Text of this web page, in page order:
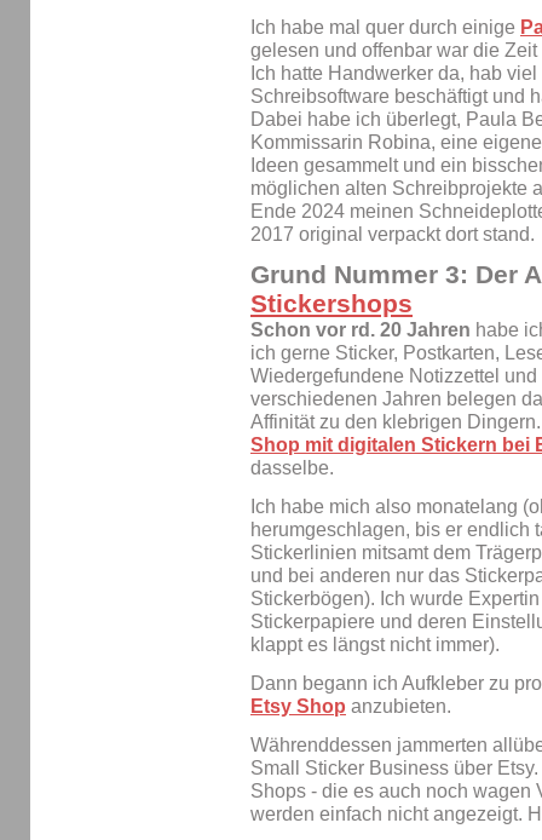
Ich habe mal quer durch einige
gelesen und offenbar war die
Ich hatte Handwerker da, hab
Schreibsoftware beschäftigt und
Dabei habe ich überlegt, Paula
Kommissarin Robina, eine
Ideen gesammelt und ein
möglichen alten Schreibprojekte
Ende 2024 meinen
2017 original verpackt dort stand.
Grund Nummer 3: Der
Stickershops
Schon vor rd. 20 Jahren habe
ich gerne Sticker, Postkarten,
Wiedergefundene Notizzettel
verschiedenen Jahren belegen
Affinität zu den klebrigen
Shop mit digitalen Stickern bei
dasselbe.
Ich habe mich also monatelang
herumgeschlagen, bis er endlich
Stickerlinien mitsamt dem
und bei anderen nur das
Stickerbögen). Ich wurde
Stickerpapiere und deren
klappt es längst nicht immer).
Dann begann ich Aufkleber zu
Etsy Shop anzubieten.
Währenddessen jammerten
Small Sticker Business über
Shops - die es auch noch wagen
werden einfach nicht angezeigt.